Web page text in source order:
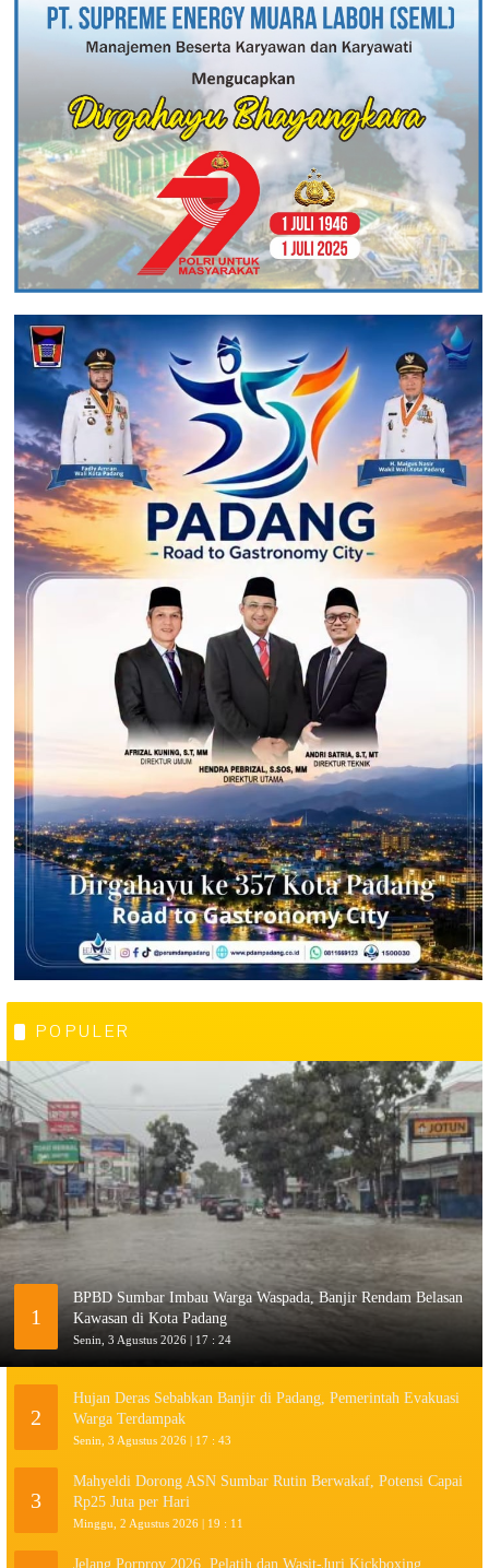
POPULER
1
BPBD Sumbar Imbau Warga Waspada, Banjir Rendam Belasan
Kawasan di Kota Padang
Senin, 3 Agustus 2026 | 17 : 24
2
Hujan Deras Sebabkan Banjir di Padang, Pemerintah Evakuasi
Warga Terdampak
Senin, 3 Agustus 2026 | 17 : 43
3
Mahyeldi Dorong ASN Sumbar Rutin Berwakaf, Potensi Capai
Rp25 Juta per Hari
Minggu, 2 Agustus 2026 | 19 : 11
Jelang Porprov 2026, Pelatih dan Wasit-Juri Kickboxing